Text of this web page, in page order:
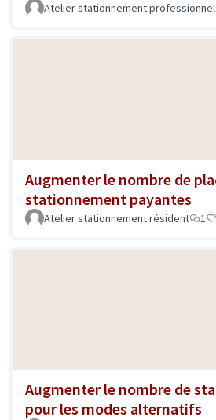
Atelier stationnement
Augmenter le nombre de
stationnement payantes
Atelier stationnement résident 1
Augmenter le nombre de
pour les modes alternatifs